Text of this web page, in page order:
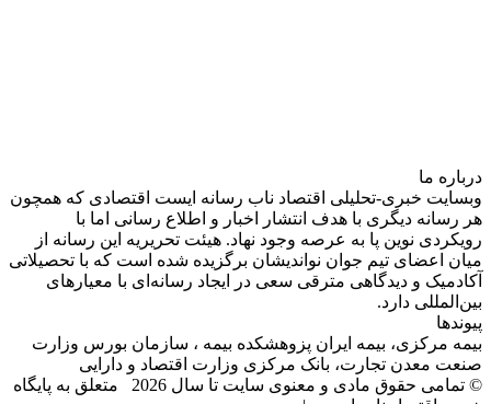
درباره‌ ما
وبسایت خبری-تحلیلی اقتصاد ناب رسانه‌ ایست اقتصادی که همچون
هر رسانه دیگری با هدف انتشار اخبار و اطلاع رسانی اما با
رویکردی نوین پا به عرصه وجود نهاد. هیئت تحریریه این رسانه از
میان اعضای تیم جوان نواندیشان برگزیده شده است که با تحصیلاتی
آکادمیک و دیدگاهی‌ مترقی سعی در ایجاد رسانه‌ای با معیار‌های
بین‌المللی دارد.
پیوندها
بیمه مرکزی، بیمه ایران پزوهشکده بیمه ، سازمان بورس وزارت
صنعت معدن تجارت، بانک مرکزی وزارت اقتصاد و دارایی
© تمامی حقوق مادی و معنوی سایت تا سال 2026 متعلق به پایگاه